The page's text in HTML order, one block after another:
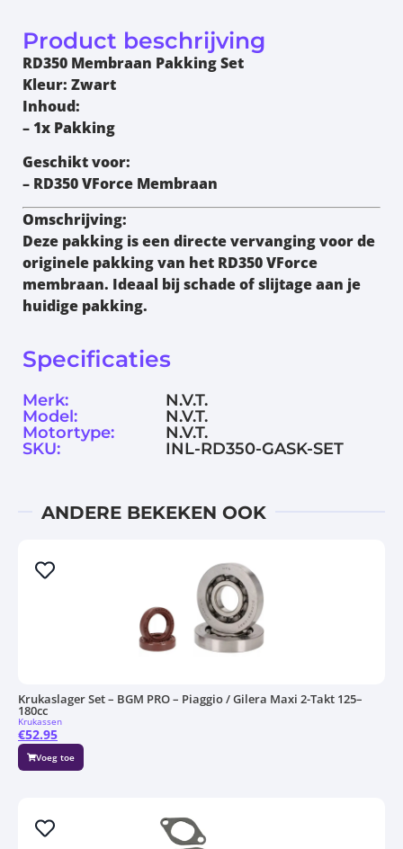
Product beschrijving
RD350 Membraan Pakking Set
Kleur: Zwart
Inhoud:
– 1x Pakking
Geschikt voor:
– RD350 VForce Membraan
Omschrijving:
Deze pakking is een directe vervanging voor de
originele pakking van het RD350 VForce
membraan. Ideaal bij schade of slijtage aan je
huidige pakking.
Specificaties
Merk:
N.V.T.
Model:
N.V.T.
Motortype:
N.V.T.
SKU:
INL-RD350-GASK-SET
ANDERE BEKEKEN OOK
Krukaslager Set – BGM PRO – Piaggio / Gilera Maxi 2-Takt 125–
180cc
Krukassen
Voeg toe
€52.95